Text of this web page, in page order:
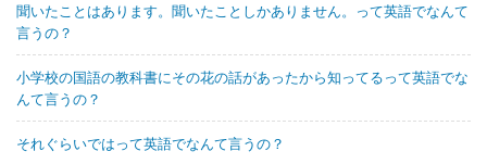
聞いたことはあります。聞いたことしかありません。って英語でなんて
言うの？
小学校の国語の教科書にその花の話があったから知ってるって英語でな
んて言うの？
それぐらいではって英語でなんて言うの？